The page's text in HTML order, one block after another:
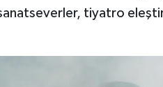
tiyatro